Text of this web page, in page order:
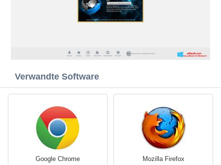
Verwandte Software
Google Chrome Mozilla Firefox